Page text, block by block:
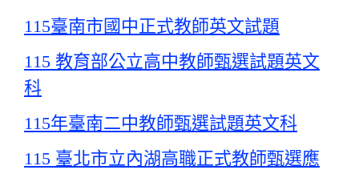
115臺南市國中正式教師英文試題
115 教育部公立高中教師甄選試題英文
科
115年臺南二中教師甄選試題英文科
115 臺北市立內湖高職正式教師甄選應